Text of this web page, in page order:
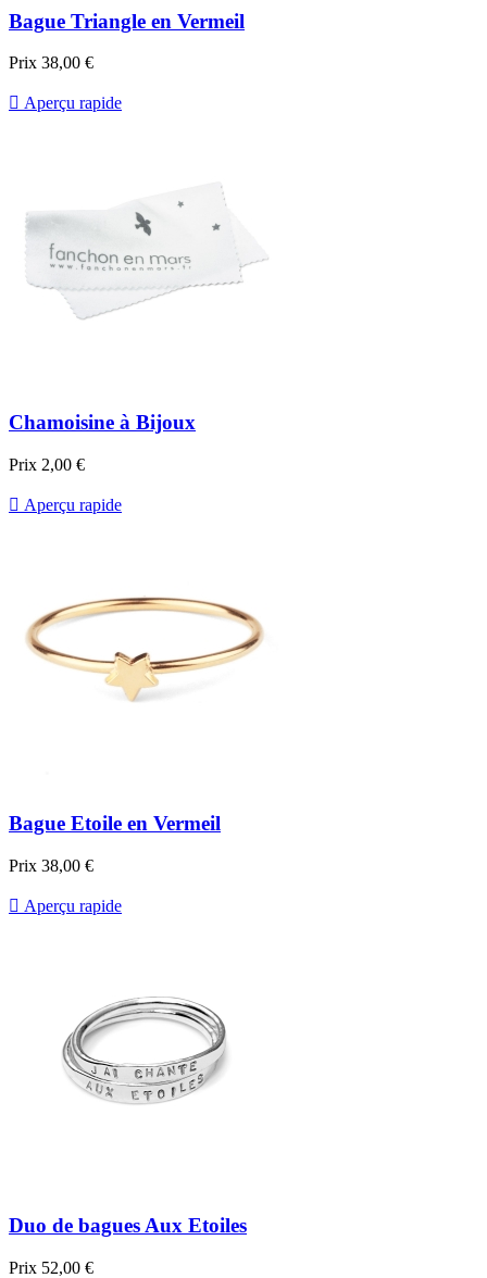
Bague Triangle en Vermeil
Prix 38,00 €
 Aperçu rapide
Chamoisine à Bijoux
Prix 2,00 €
 Aperçu rapide
Bague Etoile en Vermeil
Prix 38,00 €
 Aperçu rapide
Duo de bagues Aux Etoiles
Prix 52,00 €